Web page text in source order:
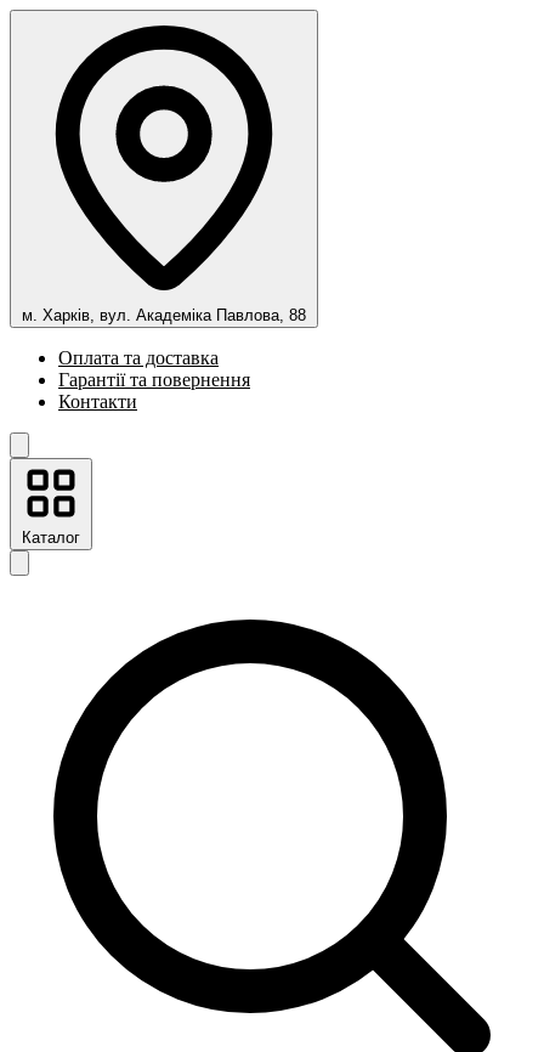
м. Харків, вул. Академіка Павлова, 88
Оплата та доставка
Гарантії та повернення
Контакти
Каталог